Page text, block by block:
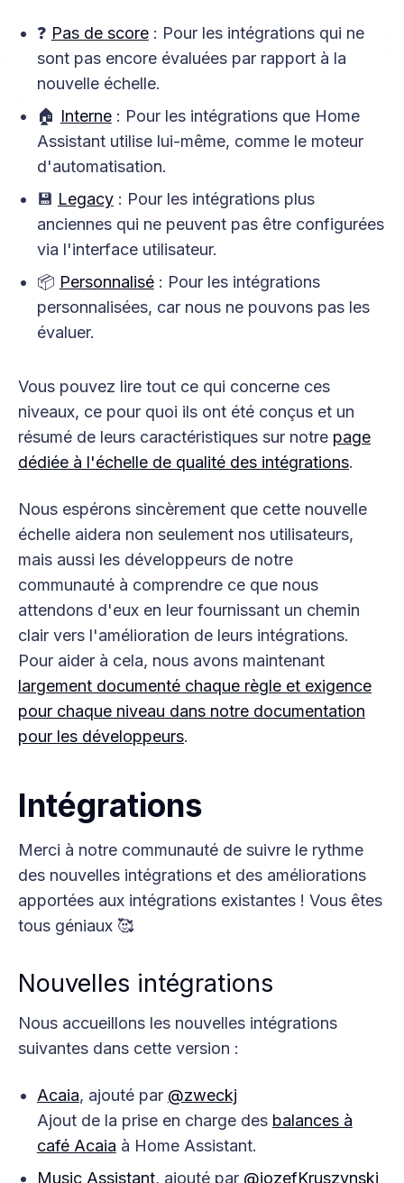
❓ Pas de score: Pour les intégrations qui ne
sont pas encore évaluées par rapport à la
nouvelle échelle.
🏠 Interne: Pour les intégrations que Home
Assistant utilise lui-même, comme le moteur
d'automatisation.
💾 Legacy: Pour les intégrations plus
anciennes qui ne peuvent pas être configurées
via l'interface utilisateur.
📦 Personnalisé: Pour les intégrations
personnalisées, car nous ne pouvons pas les
évaluer.
Vous pouvez lire tout ce qui concerne ces
niveaux, ce pour quoi ils ont été conçus et un
résumé de leurs caractéristiques sur notre page
dédiée à l'échelle de qualité des intégrations.
Nous espérons sincèrement que cette nouvelle
échelle aidera non seulement nos utilisateurs,
mais aussi les développeurs de notre
communauté à comprendre ce que nous
attendons d'eux en leur fournissant un chemin
clair vers l'amélioration de leurs intégrations.
Pour aider à cela, nous avons maintenant
largement documenté chaque règle et exigence
pour chaque niveau dans notre documentation
pour les développeurs.
Intégrations
Merci à notre communauté de suivre le rythme
des nouvelles intégrations et des améliorations
apportées aux intégrations existantes ! Vous êtes
tous géniaux 🥰
Nouvelles intégrations
Nous accueillons les nouvelles intégrations
suivantes dans cette version :
Acaia, ajouté par @zweckj
Ajout de la prise en charge des balances à
café Acaia à Home Assistant.
Music Assistant, ajouté par @jozefKruszynski